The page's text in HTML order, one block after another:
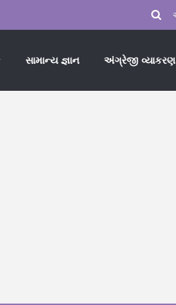
સામાન્ય જ્ઞાન અંગ્રેજી વ્યાકરણ